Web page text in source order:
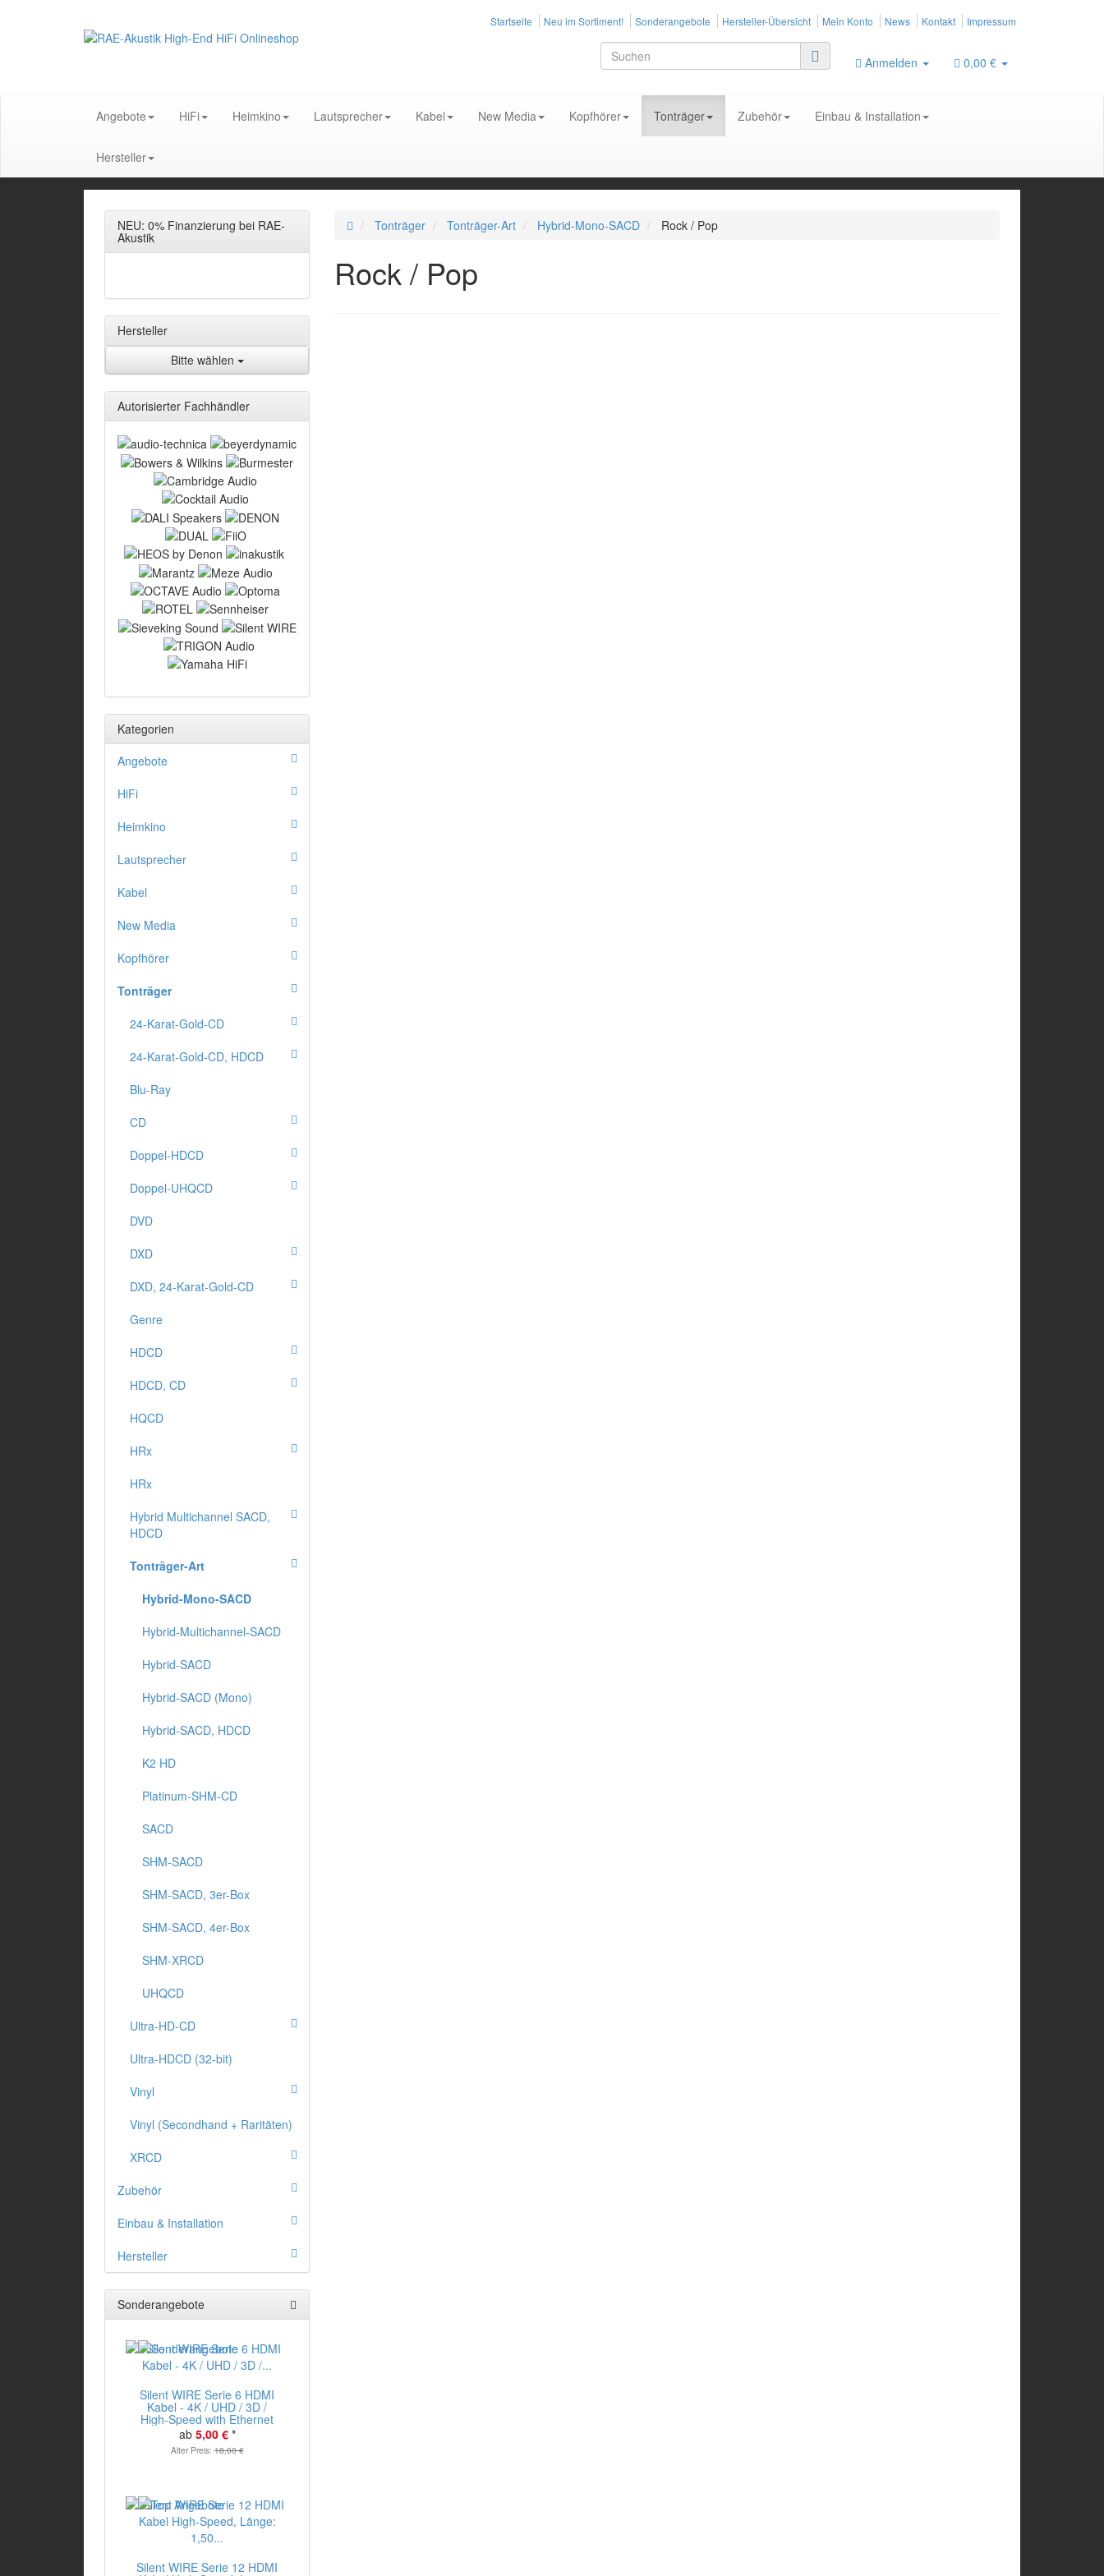
Startseite Neu im Sortiment! Sonderangebote Hersteller-Übersicht Mein Konto News Kontakt Impressum
Anmelden 0,00 €
Angebote HiFi Heimkino Lautsprecher Kabel New Media Kopfhörer Tonträger Zubehör Einbau & Installation
Hersteller
Tonträger Tonträger-Art Hybrid-Mono-SACD Rock / Pop
Rock / Pop
NEU: 0% Finanzierung bei RAE-
Akustik
Hersteller
Bitte wählen
Autorisierter Fachhändler
Kategorien
Angebote
HiFi
Heimkino
Lautsprecher
Kabel
New Media
Kopfhörer
Tonträger
24-Karat-Gold-CD
24-Karat-Gold-CD, HDCD
Blu-Ray
CD
Doppel-HDCD
Doppel-UHQCD
DVD
DXD
DXD, 24-Karat-Gold-CD
Genre
HDCD
HDCD, CD
HQCD
HRx
HRx
Hybrid Multichannel SACD,
HDCD
Tonträger-Art
Hybrid-Mono-SACD
Hybrid-Multichannel-SACD
Hybrid-SACD
Hybrid-SACD (Mono)
Hybrid-SACD, HDCD
K2 HD
Platinum-SHM-CD
SACD
SHM-SACD
SHM-SACD, 3er-Box
SHM-SACD, 4er-Box
SHM-XRCD
UHQCD
Ultra-HD-CD
Ultra-HDCD (32-bit)
Vinyl
Vinyl (Secondhand + Raritäten)
XRCD
Zubehör
Einbau & Installation
Hersteller
Sonderangebote
Silent WIRE Serie 6 HDMI
Kabel - 4K / UHD / 3D /
High-Speed with Ethernet
ab 5,00 € *
Alter Preis:18,00 €
Silent WIRE Serie 12 HDMI